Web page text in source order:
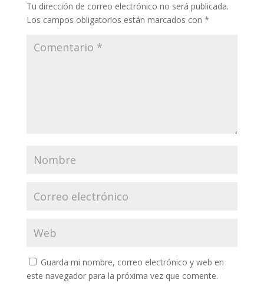
Tu dirección de correo electrónico no será publicada.
Los campos obligatorios están marcados con *
Guarda mi nombre, correo electrónico y web en
este navegador para la próxima vez que comente.